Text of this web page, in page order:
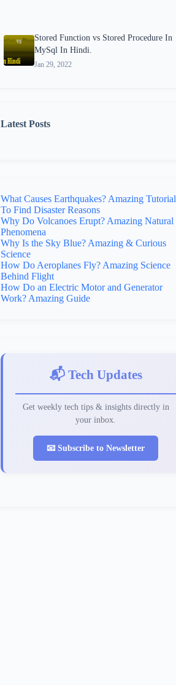
Stored Function vs Stored Procedure In
MySql In Hindi.
Jan 29, 2022
Latest Posts
What Causes Earthquakes? Amazing Tutorial
To Find Disaster Reasons
Why Do Volcanoes Erupt? Amazing Natural
Phenomena
Why Is the Sky Blue? Amazing & Curious
Science
How Do Aeroplanes Fly? Amazing Science
Behind Flight
How Do an Electric Motor and Generator
Work? Amazing Guide
📬 Tech Updates
Get weekly tech tips & insights directly in
your inbox.
📧 Subscribe to Newsletter